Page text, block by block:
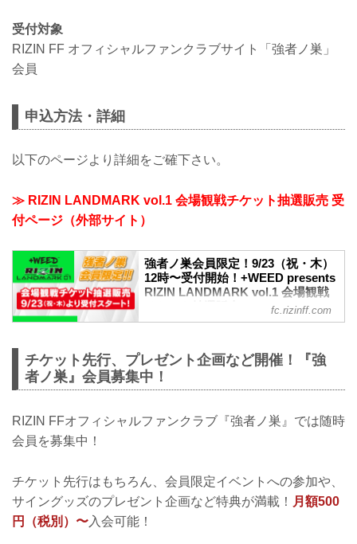
受付対象
RIZIN FF オフィシャルファンクラブサイト「強者ノ巣」
会員
申込方法・詳細
以下のページより詳細をご確下さい。
≫ RIZIN LANDMARK vol.1 会場観戦チケット抽選販売 受
付ページ（外部サイト）
強者ノ巣会員限定！9/23（祝・木）
12時〜受付開始！+WEED presents
RIZIN LANDMARK vol.1 会場観戦
RIZIN LANDMARK vol.1』の会場観戦チ
ケットを、RIZINオフィシャルファンクラ
ブサイト強者ノ巣の会員限定で抽選販売
fc.rizinff.com
チケット先行、プレゼント企画など開催！『強
者ノ巣』会員募集中！
RIZIN FFオフィシャルファンクラブ『強者ノ巣』では随時
会員を募集中！
チケット先行はもちろん、会員限定イベントへの参加や、
サイングッズのプレゼント企画など特典が満載！ 月額500
円（税別）〜入会可能！